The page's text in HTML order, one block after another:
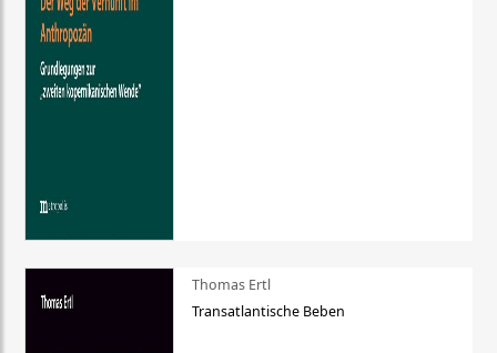
Thomas Ertl
Transatlantische Beben